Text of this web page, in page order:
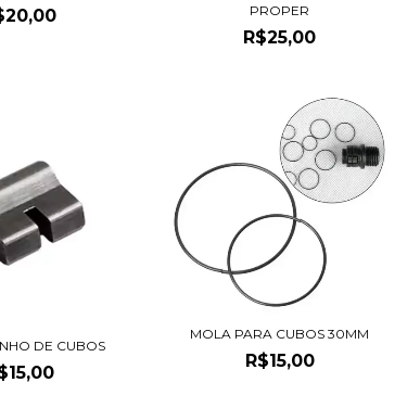
PROPER
R$25,00
DE CUBOS
MOLA PARA CUBOS 30MM
R$15,00